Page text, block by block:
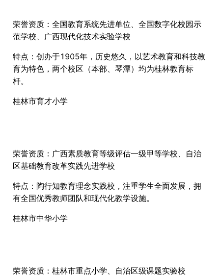
荣誉资质：全国教育系统先进单位、全国数字化校园示
范学校、广西现代化技术实验学校
特点：创办于1905年，历史悠久，以艺术教育和科技教
育为特色，两个校区（本部、琴潭）均为桂林教育标
杆。
桂林市育才小学
荣誉资质：广西素质教育等级评估一级甲等学校、自治
区基础教育改革实践先进学校
特点：陶行知教育理念实践校，注重学生全面发展，拥
有全国优秀教师团队和现代化教学设施。
桂林市中华小学
荣誉资质：桂林市重点小学、自治区级课题实验校